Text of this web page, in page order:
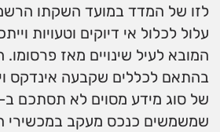
לזו של המדד במועד השקתו
עלול לכלול אי דיוקים וטעויות
המובא לעיל שינויים מאז
בהתאם לכללים שקבעה אינדקס
שמשמשים כנכס מעקב במכשירי